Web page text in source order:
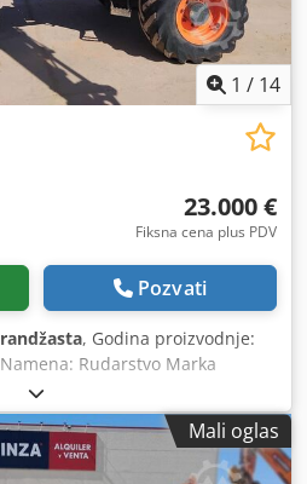
1 / 14
23.000 €
Fiksna cena plus PDV
Pozvati
, Godina proizvodnje:
Rudarstvo Marka
I Ukjuoha
Mali oglas